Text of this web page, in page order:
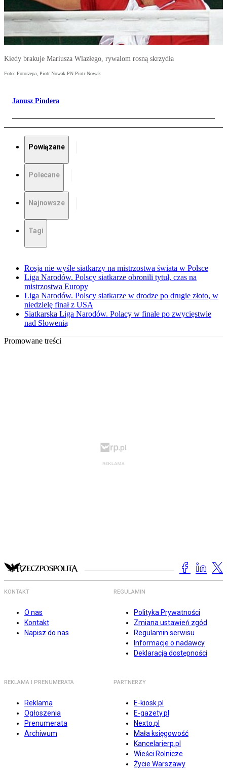
Kiedy brakuje Mariusza Wlazłego, rywalom rosną skrzydła
Foto: Fotorzepa, Piotr Nowak PN Piotr Nowak
Janusz Pindera
Powiązane
Polecane
Najnowsze
Tagi
Rosja nie wyśle siatkarzy na mistrzostwa świata w Polsce
Liga Narodów. Polscy siatkarze obronili tytuł, czas na
mistrzostwa Europy
Liga Narodów. Polscy siatkarze w drodze po drugie złoto, w
niedzielę finał z USA
Siatkarska Liga Narodów. Polacy w finale po zwycięstwie
nad Słowenią
Promowane treści
KONTAKT
O nas
Kontakt
Napisz do nas
REGULAMIN
Polityka Prywatności
Zmiana ustawień zgód
Regulamin serwisu
Informacje o nadawcy
Deklaracja dostępności
REKLAMA I PRENUMERATA
Reklama
Ogłoszenia
Prenumerata
Archiwum
PARTNERZY
E-kiosk.pl
E-gazety.pl
Nexto.pl
Mała księgowość
Kancelarierp.pl
Wieści Rolnicze
Życie Warszawy